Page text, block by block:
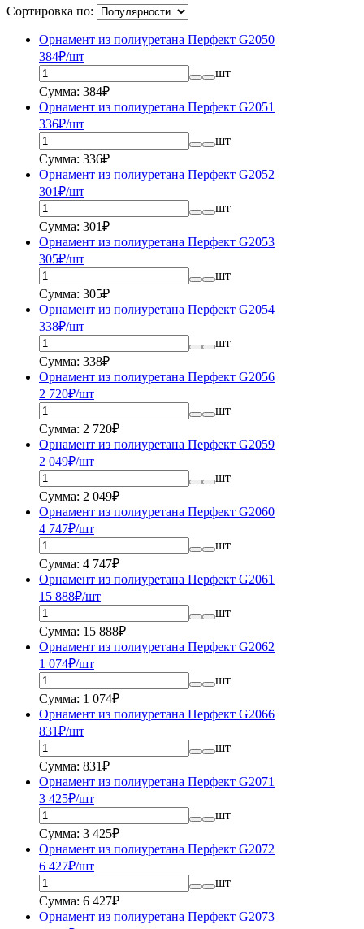
Сортировка по:
Орнамент из полиуретана Перфект G2050
384₽/шт
шт
Сумма: 384₽
Орнамент из полиуретана Перфект G2051
336₽/шт
шт
Сумма: 336₽
Орнамент из полиуретана Перфект G2052
301₽/шт
шт
Сумма: 301₽
Орнамент из полиуретана Перфект G2053
305₽/шт
шт
Сумма: 305₽
Орнамент из полиуретана Перфект G2054
338₽/шт
шт
Сумма: 338₽
Орнамент из полиуретана Перфект G2056
2 720₽/шт
шт
Сумма: 2 720₽
Орнамент из полиуретана Перфект G2059
2 049₽/шт
шт
Сумма: 2 049₽
Орнамент из полиуретана Перфект G2060
4 747₽/шт
шт
Сумма: 4 747₽
Орнамент из полиуретана Перфект G2061
15 888₽/шт
шт
Сумма: 15 888₽
Орнамент из полиуретана Перфект G2062
1 074₽/шт
шт
Сумма: 1 074₽
Орнамент из полиуретана Перфект G2066
831₽/шт
шт
Сумма: 831₽
Орнамент из полиуретана Перфект G2071
3 425₽/шт
шт
Сумма: 3 425₽
Орнамент из полиуретана Перфект G2072
6 427₽/шт
шт
Сумма: 6 427₽
Орнамент из полиуретана Перфект G2073